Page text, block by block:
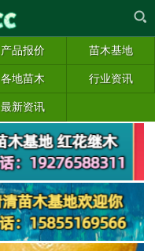
产品报价 苗木基地
各地苗木 行业资讯
最新资讯